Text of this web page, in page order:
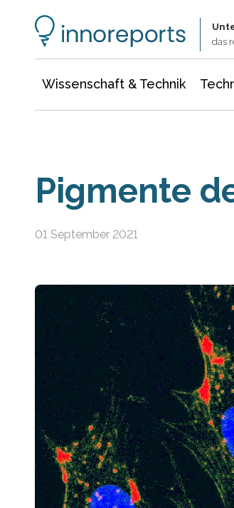
das
Wissenschaft & Technik
Pigmente
01 September 2021